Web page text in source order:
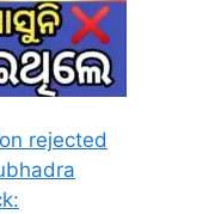
rejected